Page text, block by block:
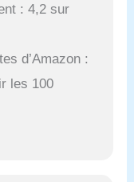
: 4,2 sur
d’Amazon :
les 100